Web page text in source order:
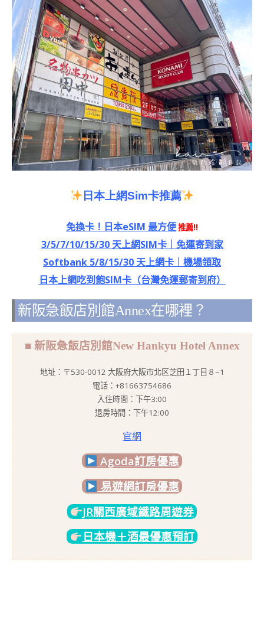
日本上網Sim卡推薦
免換卡！日本eSIM 最方便推薦!!
3/5/7/10/15/30 天上網SIM卡｜免運寄到家
Softbank 5/8/15/30 天上網卡｜機場領取
日本上網吃到飽SIM卡（台灣免運郵寄到府）
新阪急飯店別館Annex在哪裡？
■ 新阪急飯店別館New Hankyu Hotel Annex
地址：〒530-0012 大阪府大阪市北区芝田１丁目８−1
電話：+81663754686
入住時間：下午3:00
退房時間：下午12:00
官網
Agoda訂房優惠
易遊網訂房優惠
JR關西廣域鐵路周遊券
日本機＋酒最優惠預訂